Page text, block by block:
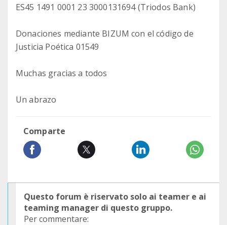
ES45 1491 0001 23 3000131694 (Triodos Bank)
Donaciones mediante BIZUM con el código de
Justicia Poética 01549
Muchas gracias a todos
Un abrazo
Comparte
Questo forum è riservato solo ai teamer e ai
teaming manager di questo gruppo.
Per commentare: